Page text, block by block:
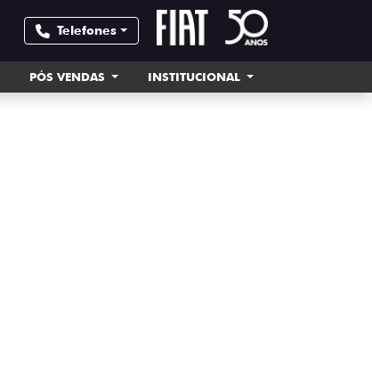
Telefones
PÓS VENDAS INSTITUCIONAL